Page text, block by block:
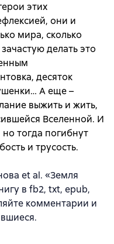
этих
они и
мира, сколько
делать это
десяток
А еще –
выжить и жить,
Вселенной. И
тогда погибнут
и трусость.
et al. «Земля
в fb2, txt, epub,
комментарии и